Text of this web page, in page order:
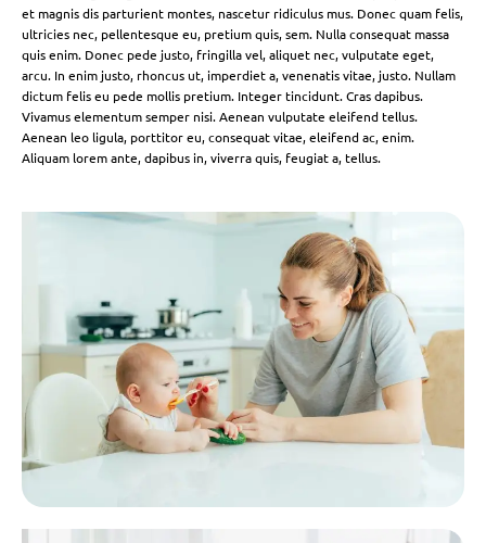
et magnis dis parturient montes, nascetur ridiculus mus. Donec quam felis,
ultricies nec, pellentesque eu, pretium quis, sem. Nulla consequat massa
quis enim. Donec pede justo, fringilla vel, aliquet nec, vulputate eget,
arcu. In enim justo, rhoncus ut, imperdiet a, venenatis vitae, justo. Nullam
dictum felis eu pede mollis pretium. Integer tincidunt. Cras dapibus.
Vivamus elementum semper nisi. Aenean vulputate eleifend tellus.
Aenean leo ligula, porttitor eu, consequat vitae, eleifend ac, enim.
Aliquam lorem ante, dapibus in, viverra quis, feugiat a, tellus.